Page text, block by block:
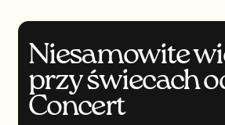
Niesamowite
przy świecach
Concert